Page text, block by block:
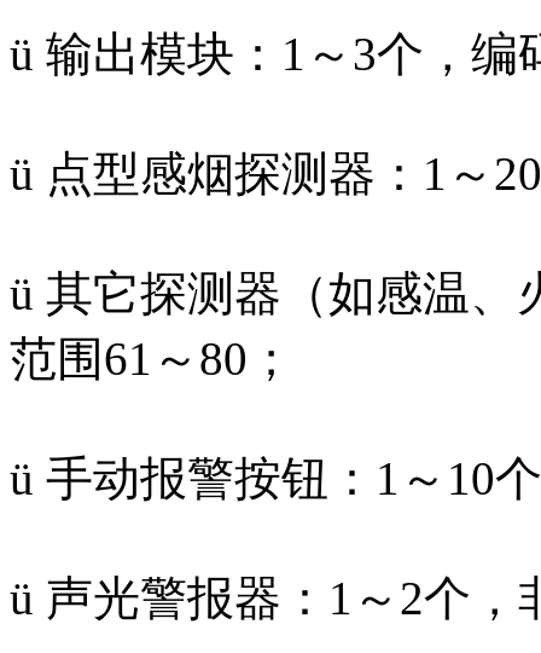
ü 输出模块：1～3个，编
ü 点型感烟探测器：1～
ü 其它探测器（如感温、
范围61～80；
ü 手动报警按钮：1～10
ü 声光警报器：1～2个，